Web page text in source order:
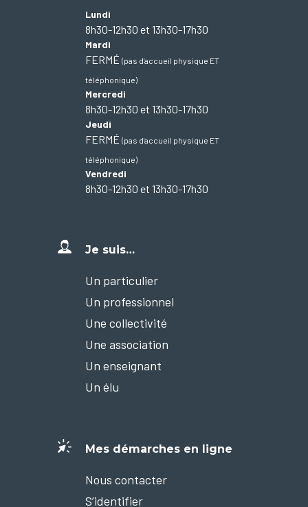
Lundi
8h30-12h30 et 13h30-17h30
Mardi
FERMÉ (pas d'accueil physique ET
téléphonique)
Mercredi
8h30-12h30 et 13h30-17h30
Jeudi
FERMÉ (pas d'accueil physique ET
téléphonique)
Vendredi
8h30-12h30 et 13h30-17h30
Je suis…
Un particulier
Un professionnel
Une collectivité
Une association
Un enseignant
Un élu
Mes démarches en ligne
Nous contacter
S’identifier